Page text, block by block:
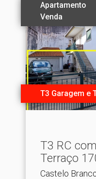
Apartamento
Venda
T3 Garagem e
T3 RC
Terraço
..
Castelo